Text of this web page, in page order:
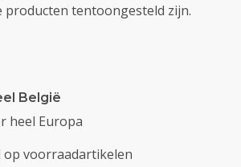
producten tentoongesteld zijn.
België
heel Europa
op voorraadartikelen